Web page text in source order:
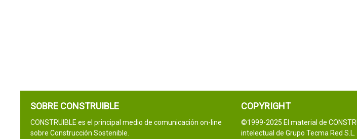
SOBRE CONSTRUIBLE
CONSTRUIBLE es el principal medio de comunicación on-line
sobre Construcción Sostenible.
COPYRIGHT
©1999-2025 El material de
intelectual de Grupo Tecma Red